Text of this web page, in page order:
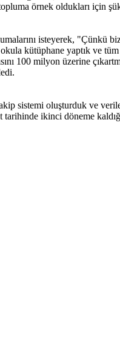
örnek oldukları için
isteyerek,
kütüphane yaptık ve
100 milyon üzerine
sistemi oluşturduk ve
ikinci döneme